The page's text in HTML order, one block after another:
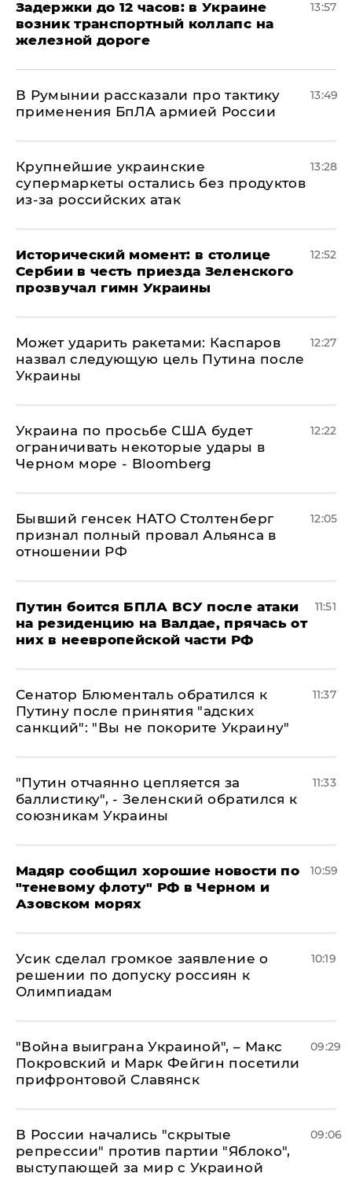
Задержки до 12 часов: в Украине
возник транспортный коллапс на
железной дороге
13:57
В Румынии рассказали про тактику
применения БпЛА армией России
13:49
Крупнейшие украинские
супермаркеты остались без продуктов
из-за российских атак
13:28
Исторический момент: в столице
Сербии в честь приезда Зеленского
прозвучал гимн Украины
12:52
Может ударить ракетами: Каспаров
назвал следующую цель Путина после
Украины
12:27
Украина по просьбе США будет
ограничивать некоторые удары в
Черном море - Bloomberg
12:22
Бывший генсек НАТО Столтенберг
признал полный провал Альянса в
отношении РФ
12:05
Путин боится БПЛА ВСУ после атаки
на резиденцию на Валдае, прячась от
них в неевропейской части РФ
11:51
Сенатор Блюменталь обратился к
Путину после принятия "адских
санкций": "Вы не покорите Украину"
11:37
"Путин отчаянно цепляется за
баллистику", - Зеленский обратился к
союзникам Украины
11:33
Мадяр сообщил хорошие новости по
"теневому флоту" РФ в Черном и
Азовском морях
10:59
Усик сделал громкое заявление о
решении по допуску россиян к
Олимпиадам
10:19
"Война выиграна Украиной", – Макс
Покровский и Марк Фейгин посетили
прифронтовой Славянск
09:29
В России начались "скрытые
репрессии" против партии "Яблоко",
выступающей за мир с Украиной
09:06